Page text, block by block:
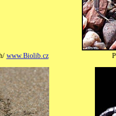
www.Biolib.cz